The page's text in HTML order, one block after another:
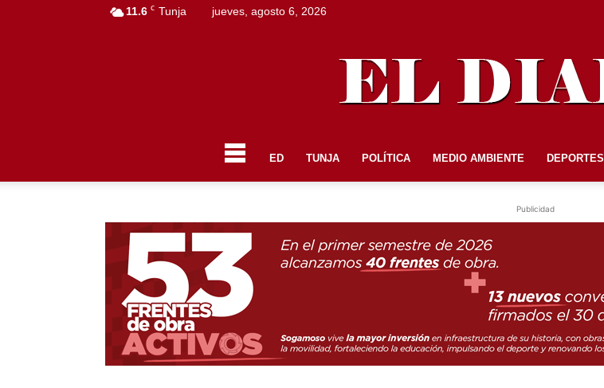
11.6 C Tunja jueves, agosto 6, 2026
DIARIO
ED TUNJA POLÍTICA MEDIO AMBIENTE DEPORTES
Publicidad